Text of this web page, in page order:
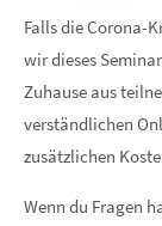
Falls die Corona-
wir dieses
Zuhause aus
verständlichen
zusätzlichen
Wenn du Fragen